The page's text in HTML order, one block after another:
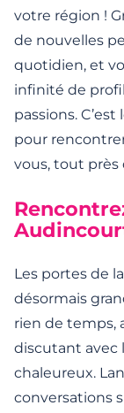
votre région !
de nouvelles
quotidien, et
infinité de
passions.
pour
vous, tout près
Les portes de
désormais
rien de temps,
discutant avec
chaleureux.
conversations